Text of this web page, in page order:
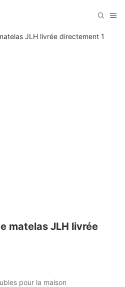
matelas JLH livrée
pour la maison